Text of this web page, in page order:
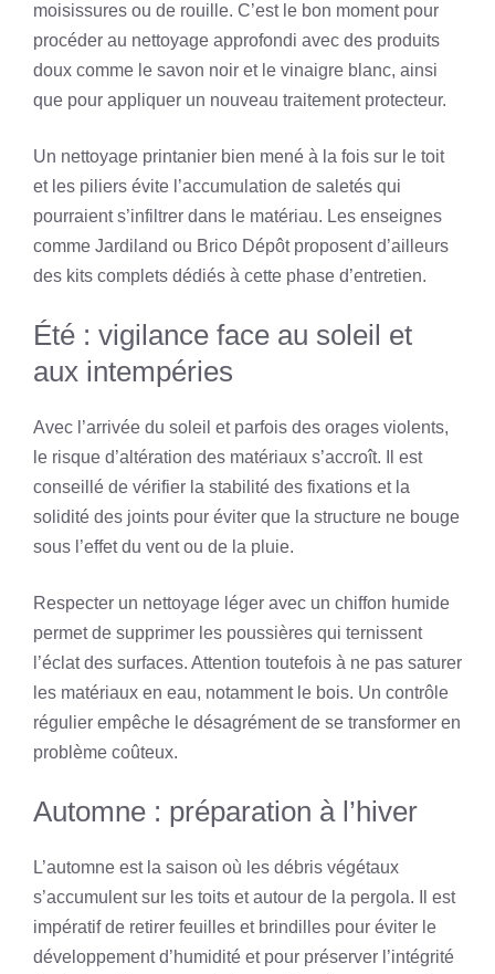
moisissures ou de rouille. C’est le bon moment pour
procéder au nettoyage approfondi avec des produits
doux comme le savon noir et le vinaigre blanc, ainsi
que pour appliquer un nouveau traitement protecteur.
Un nettoyage printanier bien mené à la fois sur le toit
et les piliers évite l’accumulation de saletés qui
pourraient s’infiltrer dans le matériau. Les enseignes
comme Jardiland ou Brico Dépôt proposent d’ailleurs
des kits complets dédiés à cette phase d’entretien.
Été : vigilance face au soleil et
aux intempéries
Avec l’arrivée du soleil et parfois des orages violents,
le risque d’altération des matériaux s’accroît. Il est
conseillé de vérifier la stabilité des fixations et la
solidité des joints pour éviter que la structure ne bouge
sous l’effet du vent ou de la pluie.
Respecter un nettoyage léger avec un chiffon humide
permet de supprimer les poussières qui ternissent
l’éclat des surfaces. Attention toutefois à ne pas saturer
les matériaux en eau, notamment le bois. Un contrôle
régulier empêche le désagrément de se transformer en
problème coûteux.
Automne : préparation à l’hiver
L’automne est la saison où les débris végétaux
s’accumulent sur les toits et autour de la pergola. Il est
impératif de retirer feuilles et brindilles pour éviter le
développement d’humidité et pour préserver l’intégrité